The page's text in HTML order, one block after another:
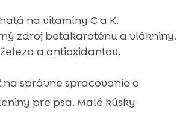
na vitamíny C a K.
zdroj betakaroténu a vlákniny.
a antioxidantov.
správne spracovanie a
pre psa. Malé kúsky